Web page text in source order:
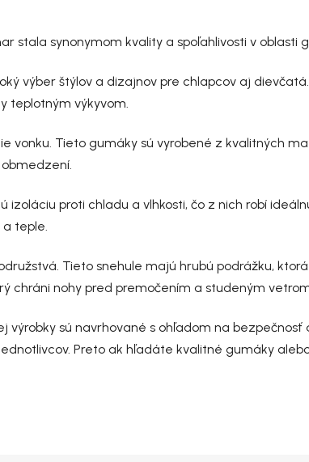
stala synonymom kvality a spoľahlivosti v oblasti
výber štýlov a dizajnov pre chlapcov aj
teplotným výkyvom.
Tieto gumáky sú vyrobené z kvalitných
proti chladu a vlhkosti, čo z nich robí
teple.
Tieto snehule majú hrubú podrážku,
chráni nohy pred premočením a studeným
sú navrhované s ohľadom na bezpečnosť
Preto ak hľadáte kvalitné gumáky